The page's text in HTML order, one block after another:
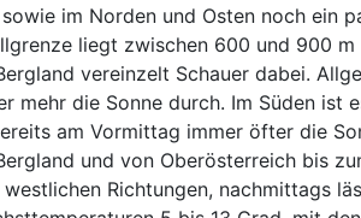
im Norden und Osten noch ein
liegt zwischen 600 und 900
vereinzelt Schauer dabei.
mehr die Sonne durch. Im Süden ist
am Vormittag immer öfter die
und von Oberösterreich bis
Richtungen, nachmittags